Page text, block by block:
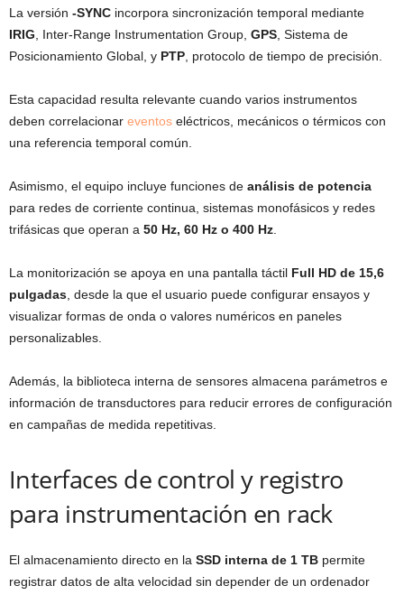
La versión -SYNC incorpora sincronización temporal mediante
IRIG , Inter-Range Instrumentation Group, GPS , Sistema de
Posicionamiento Global, y PTP , protocolo de tiempo de precisión.
Esta capacidad resulta relevante cuando varios instrumentos
deben correlacionar eventos eléctricos, mecánicos o térmicos con
una referencia temporal común.
Asimismo, el equipo incluye funciones de análisis de potencia
para redes de corriente continua, sistemas monofásicos y redes
trifásicas que operan a 50 Hz, 60 Hz o 400 Hz
La monitorización se apoya en una pantalla táctil Full HD de 15,6
pulgadas , desde la que el usuario puede configurar ensayos y
visualizar formas de onda o valores numéricos en paneles
personalizables.
Además, la biblioteca interna de sensores almacena parámetros e
información de transductores para reducir errores de configuración
en campañas de medida repetitivas.
Interfaces de control y registro
para instrumentación en rack
El almacenamiento directo en la SSD interna de 1 TB permite
registrar datos de alta velocidad sin depender de un ordenador